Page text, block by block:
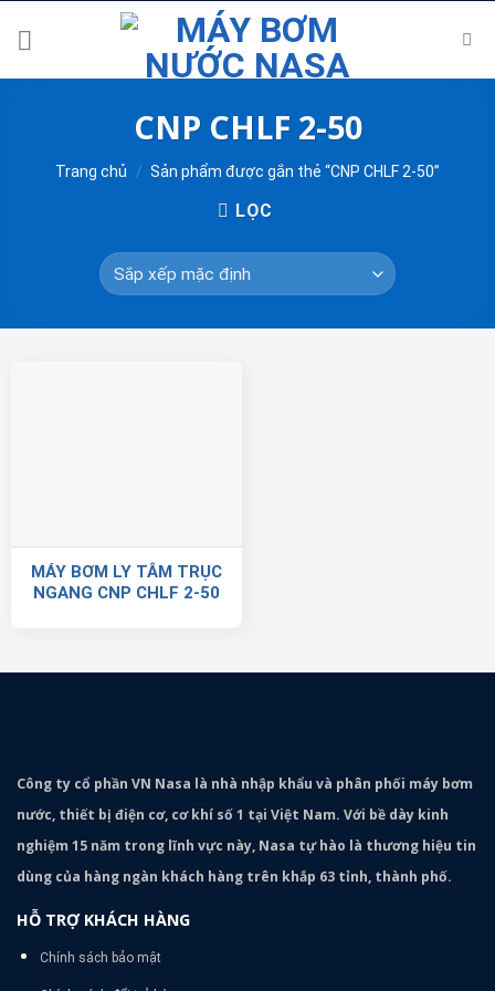
CNP CHLF 2-50
Trang chủ / Sản phẩm được gắn thẻ “CNP CHLF 2-50”
LỌC
MÁY BƠM LY TÂM TRỤC
NGANG CNP CHLF 2-50
Công ty cổ phần VN Nasa là nhà nhập khẩu và phân phối máy bơm
nước, thiết bị điện cơ, cơ khí số 1 tại Việt Nam. Với bề dày kinh
nghiệm 15 năm trong lĩnh vực này, Nasa tự hào là thương hiệu tin
dùng của hàng ngàn khách hàng trên khắp 63 tỉnh, thành phố.
HỖ TRỢ KHÁCH HÀNG
Chính sách bảo mật